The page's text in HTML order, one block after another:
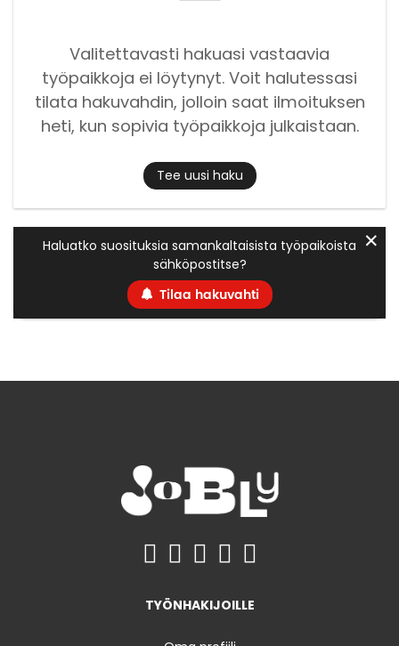
Valitettavasti hakuasi vastaavia
työpaikkoja ei löytynyt. Voit halutessasi
tilata hakuvahdin, jolloin saat ilmoituksen
heti, kun sopivia työpaikkoja julkaistaan.
Tee uusi haku
Haluatko suosituksia samankaltaisista työpaikoista
sähköpostitse?
Tilaa hakuvahti
✕
TYÖNHAKIJOILLE